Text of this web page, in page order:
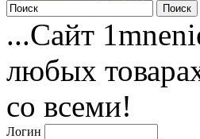
...Сайт
любых
со всеми!
Логин